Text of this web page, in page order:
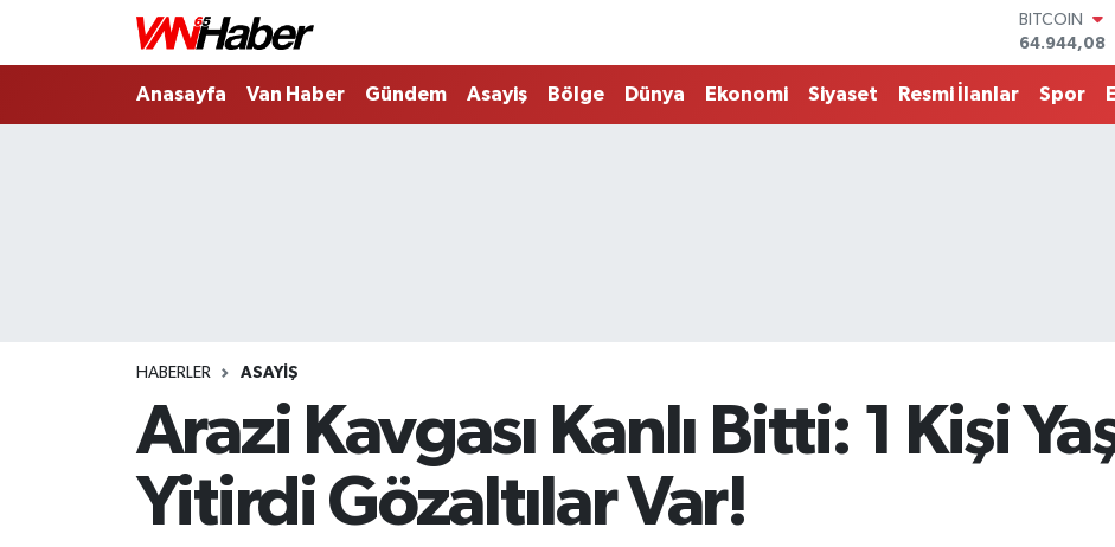
64.944,08
DOLAR
EURO
55,2510
Anasayfa Van Haber Gündem Asayiş Bölge Dünya Ekonomi Siyaset Resmi İlanlar Spor
HABERLER ASAYIŞ
Arazi Kavgası Kanlı Bitti: 1 Kişi
Yitirdi Gözaltılar Var!
Nöbetçi Eczaneler
Haber Arşivi